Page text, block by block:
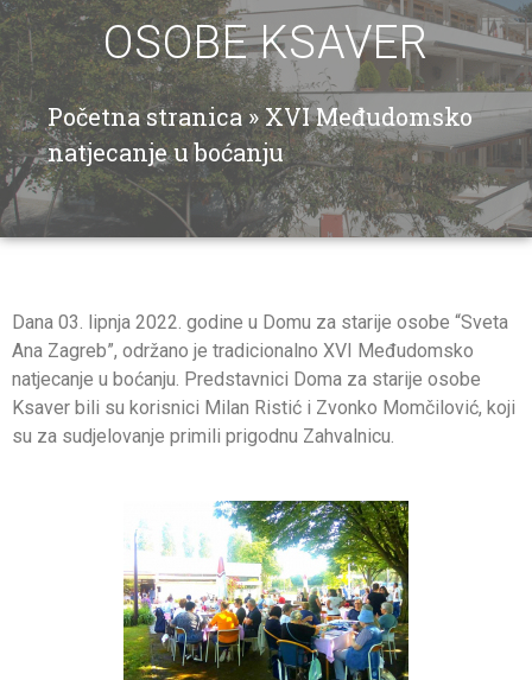
OSOBE KSAVER
Početna stranica»XVI Međudomsko
natjecanje u boćanju
Dana 03. lipnja 2022. godine u Domu za starije osobe “Sveta
Ana Zagreb”, održano je tradicionalno XVI Međudomsko
natjecanje u boćanju. Predstavnici Doma za starije osobe
Ksaver bili su korisnici Milan Ristić i Zvonko Momčilović, koji
su za sudjelovanje primili prigodnu Zahvalnicu.